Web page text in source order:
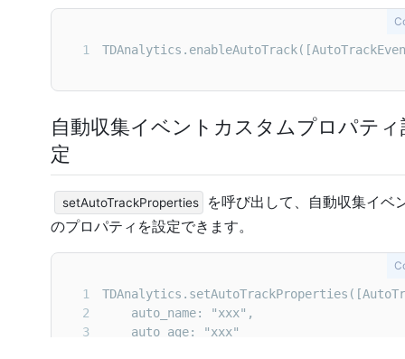
1
自動収集イベントカスタムプロパティ
定
setAutoTrackProperties
を呼び出して、自動収集イベ
のプロパティを設定できます。
1
2
3